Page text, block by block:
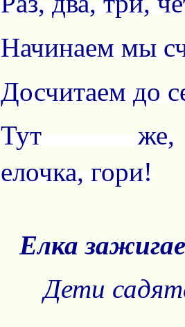
Начинаем мы
Досчитаем до
Тут же,
елочка, гори!
Елка
Дети